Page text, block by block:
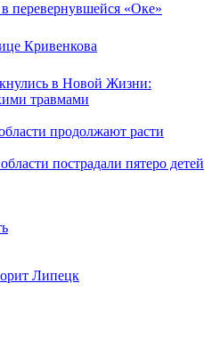
перевернувшейся «Оке»
Кривенкова
в Новой Жизни:
травмами
продолжают расти
пострадали пятеро детей
Липецк